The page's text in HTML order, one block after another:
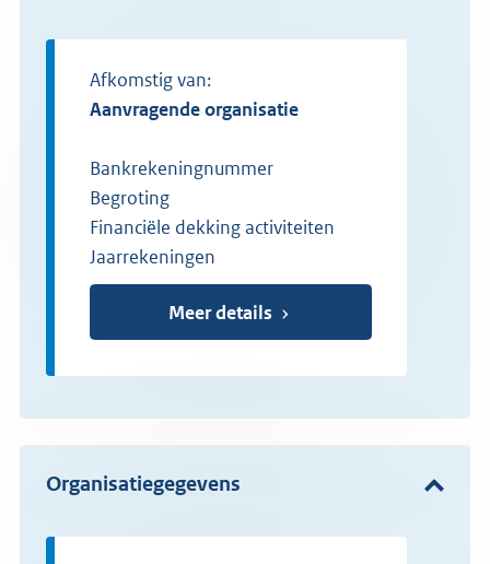
Afkomstig van:
Aanvragende organisatie
Bankrekeningnummer
Begroting
Financiële dekking activiteiten
Jaarrekeningen
Meer details
Organisatiegegevens